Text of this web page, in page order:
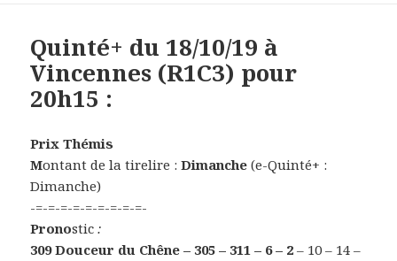
Quinté+ du 18/10/19 à
Vincennes (R1C3) pour
20h15 :
Prix Thémis
Montant de la tirelire :Dimanche (e-Quinté+ :
Dimanche)
-=-=-=-=-=-=-=-=-=-
Pronostic:
309 Douceur du Chêne – 305 – 311 – 6 – 2 – 10 – 14 –